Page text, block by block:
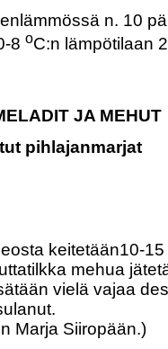
n. 10
8 oC:n lämpötilaan
JA MEHUT
pihlajanmarjat
keitetään10-
mehua
vielä vajaa
Marja Siiropään.)